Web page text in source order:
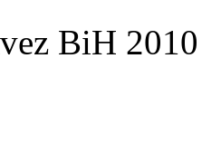
BiH 2010